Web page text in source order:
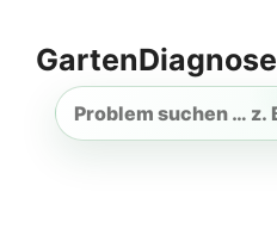
Inhalt
springen
GartenDiagnose
Gartenproblem